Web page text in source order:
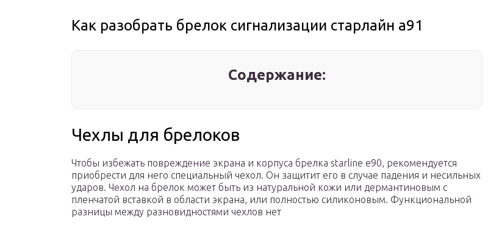
Как разобрать брелок сигнализации старлайн а91
Содержание:
Чехлы для брелоков
Чтобы избежать повреждение экрана и корпуса брелка starline e90, рекомендуется
приобрести для него специальный чехол. Он защитит его в случае падения и несильных
ударов. Чехол на брелок может быть из натуральной кожи или дермантиновым с
пленчатой вставкой в области экрана, или полностью силиконовым. Функциональной
разницы между разновидностями чехлов нет